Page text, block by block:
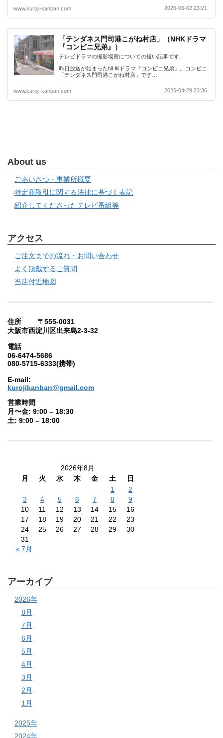
www.kuroji-kanban.com 2026-06-02 23:21
「テンダネス門司港こがね村店」（NHKドラマ
『コンビニ兄弟』）
テレビドラマの撮影場所についての短い記事です。
昨日放送が始まったNHKドラマ『コンビニ兄弟』。コンビニ
「テンダネス門司港こがね村店」です…
www.kuroji-kanban.com 2026-04-29 23:36
About us
ごあいさつ・事業所概要
特定商取引に関する法律に基づく表記
紹介してくださったテレビ番組等
アクセス
ご注文までの流れ・お問い合わせ
よく頂戴するご質問
当店付近地図
住所 〒555-0031
大阪市西淀川区出来島2-3-32
電話
06-6474-5686
080-5715-6333(携帯)
E-mail:
kurojikanban@gmail.com
営業時間
月〜金: 9:00 – 18:30
土: 9:00 – 18:00
2026年8月
月
火 水 木 金 土
日
1
2
3
4 5 6 7 8
9
10
11 12 13 14 15
16
17
18 19 20 21 22
23
24
25 26 27 28 29
30
31
« 7月
アーカイブ
2026年
8月
7月
6月
5月
4月
3月
2月
1月
2025年
2024年